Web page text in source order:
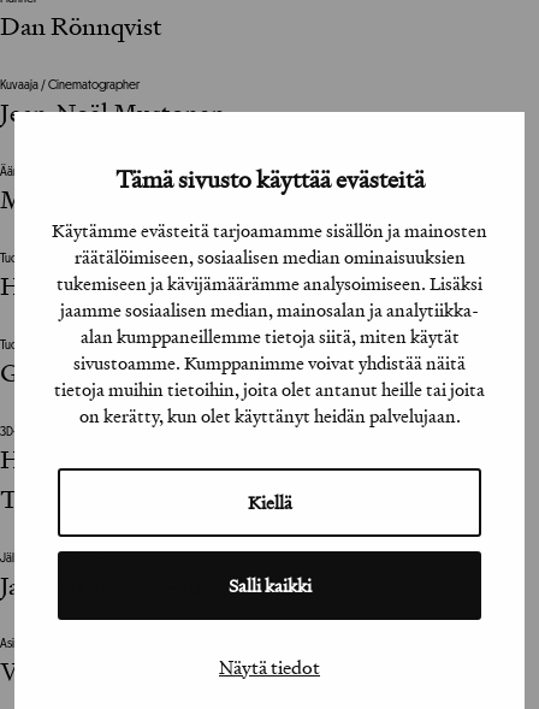
Tämä sivusto käyttää evästeitä
Käytämme evästeitä tarjoamamme sisällön ja mainosten
räätälöimiseen, sosiaalisen median ominaisuuksien
tukemiseen ja kävijämäärämme analysoimiseen. Lisäksi
jaamme sosiaalisen median, mainosalan ja analytiikka-
alan kumppaneillemme tietoja siitä, miten käytät
sivustoamme. Kumppanimme voivat yhdistää näitä
tietoja muihin tietoihin, joita olet antanut heille tai joita
on kerätty, kun olet käyttänyt heidän palvelujaan.
Kiellä
Salli kaikki
Näytä tiedot
Dan Rönnqvist
Kuvaaja / Cinematographer
Jean-Noël Mustonen
Ääni / Sound
Mia Ekman, Tuomas Seppänen / Humina
Tuottaja / Producer
Hanna Mutanen
Tuotantoyhtiö / Production House
Grillifilms
3D-animointi / 3D animation
Henri Laurikka, Henri Pulla, Antti Rautiola /
Talvi Digital
Jälkituotanto / Post Production
Jani Kuronen / Anima Vitae
Asiakas / Client
VR Osakeyhtiö